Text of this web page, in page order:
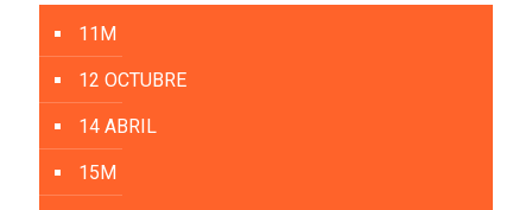
11M
12 OCTUBRE
14 ABRIL
15M